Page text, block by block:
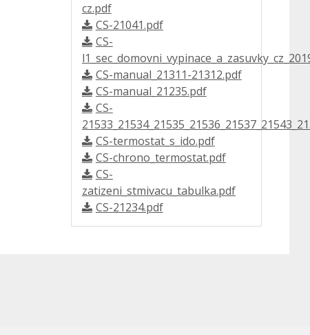
cz.pdf
CS-21041.pdf
CS-
CS-manual_21311-21312.pdf
CS-manual_21235.pdf
CS-
CS-termostat_s_ido.pdf
CS-chrono_termostat.pdf
CS-
zatizeni_stmivacu_tabulka.pdf
CS-21234.pdf